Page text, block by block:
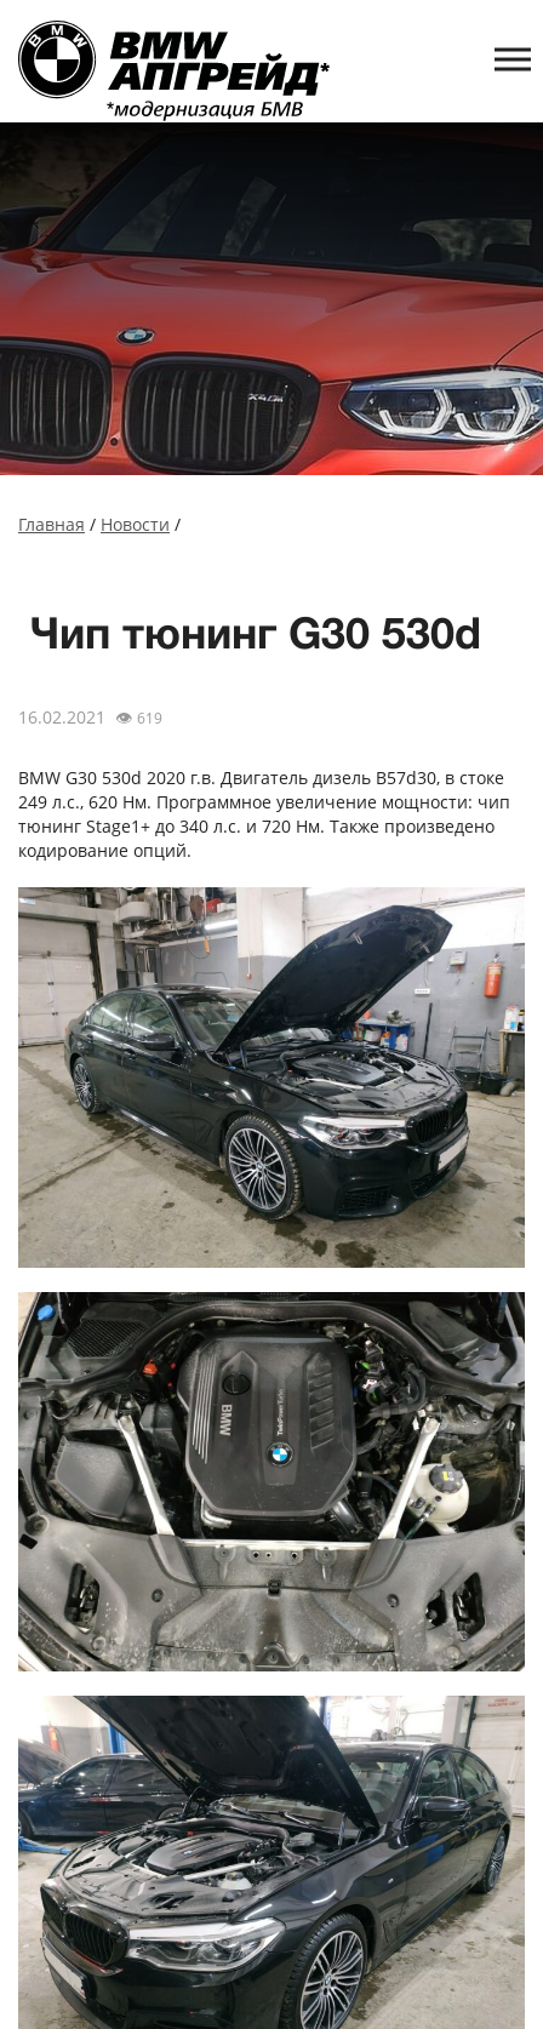
Главная / Новости /
Чип тюнинг G30 530d
16.02.2021 👁 619
BMW G30 530d 2020 г.в. Двигатель дизель B57d30, в стоке
249 л.с., 620 Нм. Программное увеличение мощности: чип
тюнинг Stage1+ до 340 л.с. и 720 Нм. Также произведено
кодирование опций.